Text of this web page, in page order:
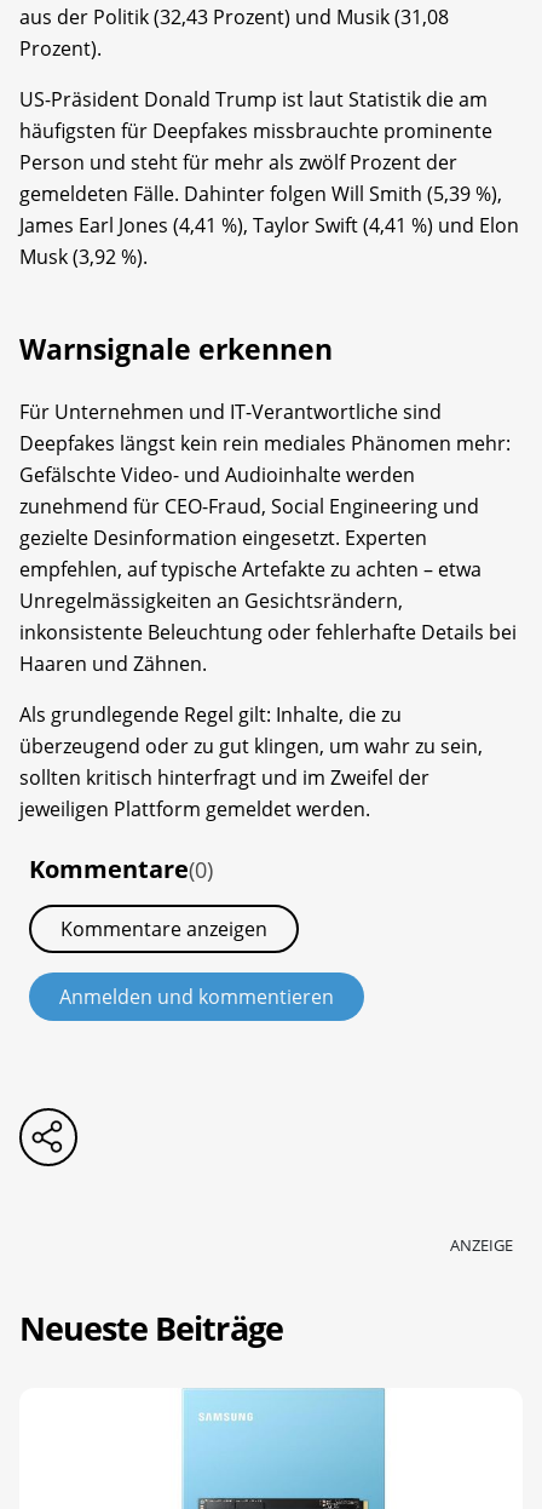
aus der Politik (32,43 Prozent) und Musik (31,08
Prozent).
US-Präsident Donald Trump ist laut Statistik die am
häufigsten für Deepfakes missbrauchte prominente
Person und steht für mehr als zwölf Prozent der
gemeldeten Fälle. Dahinter folgen Will Smith (5,39 %),
James Earl Jones (4,41 %), Taylor Swift (4,41 %) und Elon
Musk (3,92 %).
Warnsignale erkennen
Für Unternehmen und IT-Verantwortliche sind
Deepfakes längst kein rein mediales Phänomen mehr:
Gefälschte Video- und Audioinhalte werden
zunehmend für CEO-Fraud, Social Engineering und
gezielte Desinformation eingesetzt. Experten
empfehlen, auf typische Artefakte zu achten – etwa
Unregelmässigkeiten an Gesichtsrändern,
inkonsistente Beleuchtung oder fehlerhafte Details bei
Haaren und Zähnen.
Als grundlegende Regel gilt: Inhalte, die zu
überzeugend oder zu gut klingen, um wahr zu sein,
sollten kritisch hinterfragt und im Zweifel der
jeweiligen Plattform gemeldet werden.
Kommentare(0)
Kommentare anzeigen
Anmelden und kommentieren
ANZEIGE
Neueste Beiträge